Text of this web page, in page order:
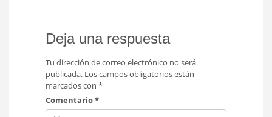
Deja una respuesta
Tu dirección de correo electrónico no será
publicada. Los campos obligatorios están
marcados con *
Comentario*